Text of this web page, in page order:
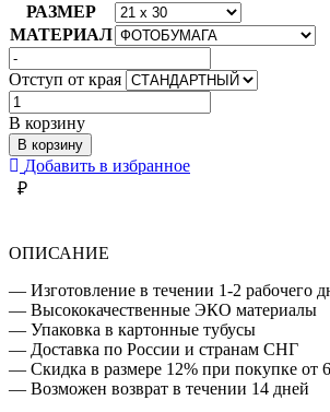
РАЗМЕР
МАТЕРИАЛ
Отступ от края
Количество
товара
ПОРОДЫ
СОБАК
В корзину
В корзину
Добавить в избранное
₽
ОПИСАНИЕ
— Изготовление в течении 1-2 рабочего
— Высококачественные ЭКО материалы
— Упаковка в картонные тубусы
— Доставка по России и странам СНГ
— Скидка в размере 12% при покупке от
— Возможен возврат в течении 14 дней